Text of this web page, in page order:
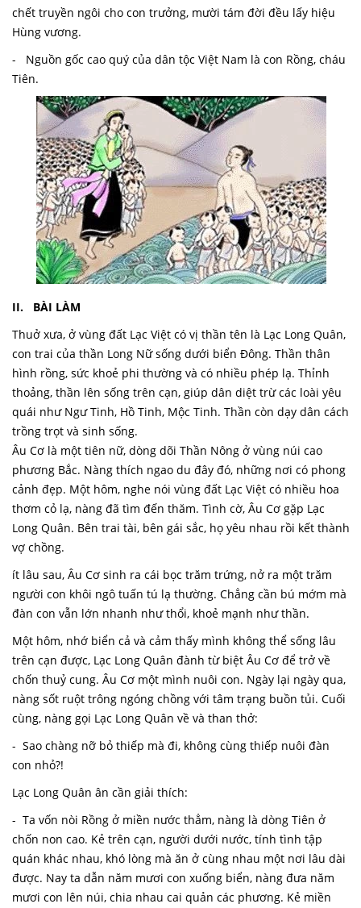
chết truyền ngôi cho con trưởng, mười tám đời đều lấy hiệu
Hùng vương.
- Nguồn gốc cao quý của dân tộc Việt Nam là con Rồng, cháu
Tiên.
II. BÀI LÀM
Thuở xưa, ở vùng đất Lạc Việt có vị thần tên là Lạc Long Quân,
con trai của thần Long Nữ sống dưới biển Đông. Thần thân
hình rồng, sức khoẻ phi thườngvà có nhiều phép lạ. Thỉnh
thoảng, thần lên sống trên cạn, giúp dân diệt trừ các loài yêu
quái như Ngư Tinh, Hồ Tinh, Mộc Tinh. Thần còn dạy dân cách
trồng trọt và sinh sống.
Âu Cơ là một tiên nữ, dòng dõi Thần Nông ở vùng núi cao
phương Bắc. Nàng thích ngao du đây đó, những nơi có phong
cảnh đẹp. Một hôm, nghe nói vùng đất Lạc Việt có nhiều hoa
thơm cỏ lạ, nàng đã tìm đến thăm. Tình cờ, Âu Cơ gặp Lạc
Long Quân. Bên trai tài, bên gái sắc, họ yêu nhau rồi kết thành
vợ chồng.
ít lâu sau, Âu Cơ sinh ra cái bọc trăm trứng, nở ra một trăm
người con khôi ngô tuấn tú lạ thường. Chẳng cần bú mớm mà
đàn con vẫn lớn nhanh như thổi, khoẻ mạnh như thần.
Một hôm, nhớ biển cả và cảm thấy mình không thể sống lâu
trên cạn được, Lạc Long Quân đành từ biệt Âu Cơ để trở về
chốn thuỷ cung. Âu Cơ một mình nuôi con. Ngày lại ngày qua,
nàng sốt ruột trông ngóng chồng với tâm trạng buồn tủi. Cuối
cùng, nàng gọi Lạc Long Quân về và than thở:
- Sao chàng nỡ bỏ thiếp mà đi, không cùng thiếp nuôi đàn
con nhỏ?!
Lạc Long Quân ân cần giải thích:
- Ta vốn nòi Rồng ở miền nước thẳm, nàng là dòng Tiên ở
chốn non cao. Kẻ trên cạn, người dưới nước, tính tình tập
quán khác nhau, khó lòng mà ăn ở cùng nhau một nơi lâu dài
được. Nay ta dẫn năm mươi con xuống biển, nàng đưa năm
mươi con lên núi, chia nhau cai quản các phương. Kẻ miền